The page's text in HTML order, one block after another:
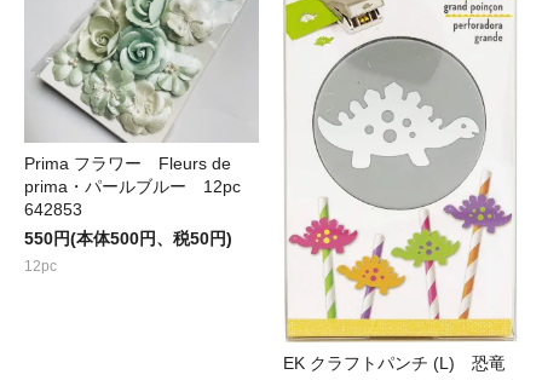
Prima フラワー Fleurs de
prima・パールブルー 12pc
642853
550円(本体500円、税50円)
12pc
EK クラフトパンチ (L) 恐竜